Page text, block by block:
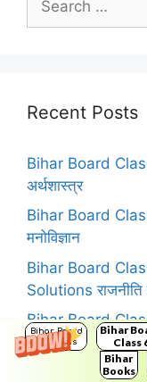
Bihar Board
Solutions
Bihar
Class
Bihar
Books
for:
Recent Posts
Bihar Board
अर्थशास्त्र
Bihar Board
मनोविज्ञान
Bihar Board
Solutions राजनीति
Bihar Board
भूगोल
Bihar Board